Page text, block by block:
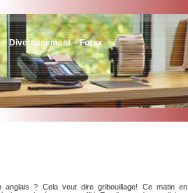
Divertissement – Forex
? Cela veut dire gribouillage! Ce matin en